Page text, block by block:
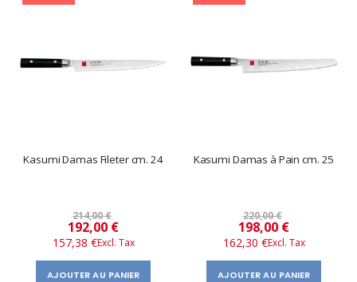
Kasumi Damas Fileter cm. 24
214,00 €
Prix
spécial
192,00 €
157,38 €
AJOUTER AU PANIER
Kasumi Damas à Pain cm. 25
220,00 €
Prix
spécial
198,00 €
162,30 €
AJOUTER AU PANIER